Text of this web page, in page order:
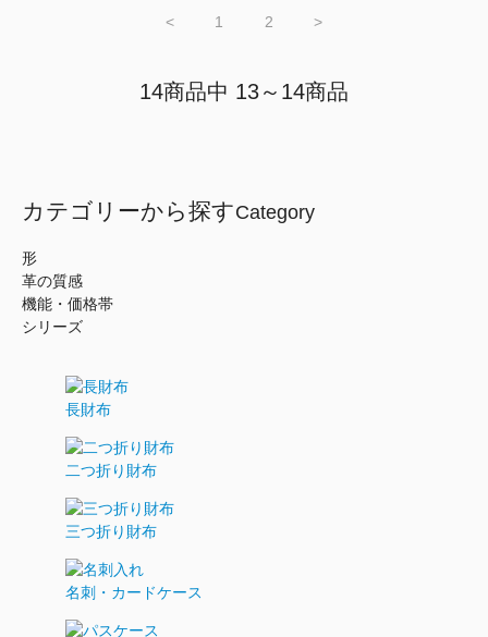
< 1 2 >
14商品中 13～14商品
カテゴリーから探すCategory
形
革の質感
機能・価格帯
シリーズ
長財布
二つ折り財布
三つ折り財布
名刺・カードケース